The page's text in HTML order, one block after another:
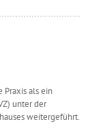
Praxis als ein
unter der
weitergeführt.